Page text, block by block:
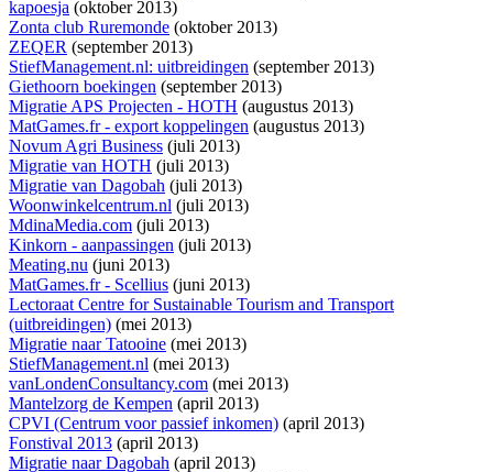
kapoesja (oktober 2013)
Zonta club Ruremonde (oktober 2013)
ZEQER (september 2013)
StiefManagement.nl: uitbreidingen (september 2013)
Giethoorn boekingen (september 2013)
Migratie APS Projecten - HOTH (augustus 2013)
MatGames.fr - export koppelingen (augustus 2013)
Novum Agri Business (juli 2013)
Migratie van HOTH (juli 2013)
Migratie van Dagobah (juli 2013)
Woonwinkelcentrum.nl (juli 2013)
MdinaMedia.com (juli 2013)
Kinkorn - aanpassingen (juli 2013)
Meating.nu (juni 2013)
MatGames.fr - Scellius (juni 2013)
Lectoraat Centre for Sustainable Tourism and Transport
(uitbreidingen) (mei 2013)
Migratie naar Tatooine (mei 2013)
StiefManagement.nl (mei 2013)
vanLondenConsultancy.com (mei 2013)
Mantelzorg de Kempen (april 2013)
CPVI (Centrum voor passief inkomen) (april 2013)
Fonstival 2013 (april 2013)
Migratie naar Dagobah (april 2013)